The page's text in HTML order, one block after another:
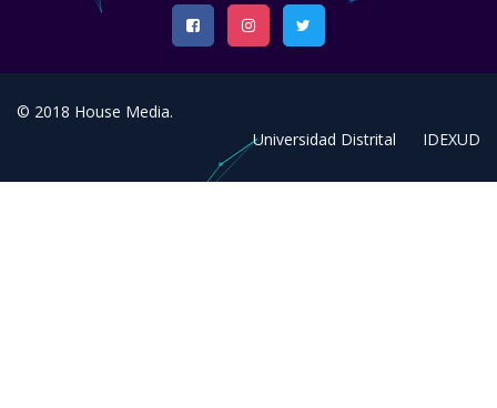
© 2018 House Media.
Universidad Distrital
IDEXUD